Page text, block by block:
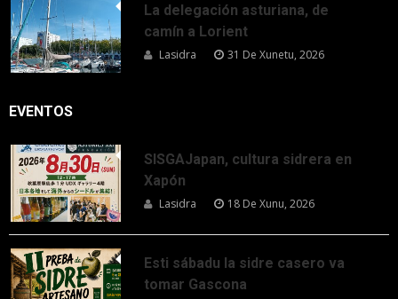
La delegación asturiana, de
camín a Lorient
Lasidra 31 De Xunetu, 2026
EVENTOS
SISGAJapan, cultura sidrera en
Xapón
Lasidra 18 De Xunu, 2026
Esti sábadu la sidre casero va
tomar Gascona